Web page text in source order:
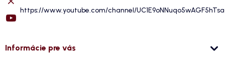
https://www.youtube.com/channel/
Informácie pre vás